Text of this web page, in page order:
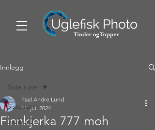
Innlegg
Siste turer
Svalbard
Siste turer
Finnkjerka 777 moh
Paal Andre Lund
11. juli 2024